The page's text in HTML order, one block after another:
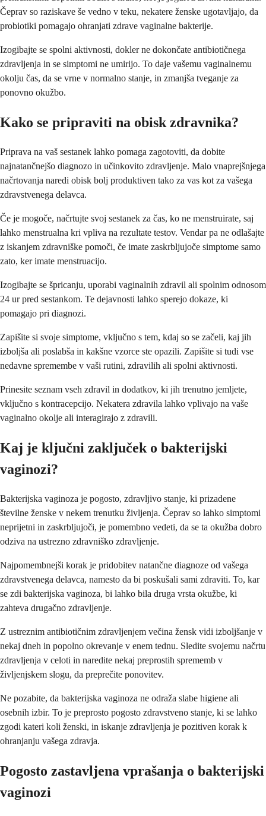
Čeprav so raziskave še vedno v teku, nekatere ženske ugotavljajo, da
probiotiki pomagajo ohranjati zdrave vaginalne bakterije.
Izogibajte se spolni aktivnosti, dokler ne dokončate antibiotičnega
zdravljenja in se simptomi ne umirijo. To daje vašemu vaginalnemu
okolju čas, da se vrne v normalno stanje, in zmanjša tveganje za
ponovno okužbo.
Kako se pripraviti na obisk zdravnika?
Priprava na vaš sestanek lahko pomaga zagotoviti, da dobite
najnatančnejšo diagnozo in učinkovito zdravljenje. Malo vnaprejšnjega
načrtovanja naredi obisk bolj produktiven tako za vas kot za vašega
zdravstvenega delavca.
Če je mogoče, načrtujte svoj sestanek za čas, ko ne menstruirate, saj
lahko menstrualna kri vpliva na rezultate testov. Vendar pa ne odlašajte
z iskanjem zdravniške pomoči, če imate zaskrbljujoče simptome samo
zato, ker imate menstruacijo.
Izogibajte se špricanju, uporabi vaginalnih zdravil ali spolnim odnosom
24 ur pred sestankom. Te dejavnosti lahko sperejo dokaze, ki
pomagajo pri diagnozi.
Zapišite si svoje simptome, vključno s tem, kdaj so se začeli, kaj jih
izboljša ali poslabša in kakšne vzorce ste opazili. Zapišite si tudi vse
nedavne spremembe v vaši rutini, zdravilih ali spolni aktivnosti.
Prinesite seznam vseh zdravil in dodatkov, ki jih trenutno jemljete,
vključno s kontracepcijo. Nekatera zdravila lahko vplivajo na vaše
vaginalno okolje ali interagirajo z zdravili.
Kaj je ključni zaključek o bakterijski
vaginozi?
Bakterijska vaginoza je pogosto, zdravljivo stanje, ki prizadene
številne ženske v nekem trenutku življenja. Čeprav so lahko simptomi
neprijetni in zaskrbljujoči, je pomembno vedeti, da se ta okužba dobro
odziva na ustrezno zdravniško zdravljenje.
Najpomembnejši korak je pridobitev natančne diagnoze od vašega
zdravstvenega delavca, namesto da bi poskušali sami zdraviti. To, kar
se zdi bakterijska vaginoza, bi lahko bila druga vrsta okužbe, ki
zahteva drugačno zdravljenje.
Z ustreznim antibiotičnim zdravljenjem večina žensk vidi izboljšanje v
nekaj dneh in popolno okrevanje v enem tednu. Sledite svojemu načrtu
zdravljenja v celoti in naredite nekaj preprostih sprememb v
življenjskem slogu, da preprečite ponovitev.
Ne pozabite, da bakterijska vaginoza ne odraža slabe higiene ali
osebnih izbir. To je preprosto pogosto zdravstveno stanje, ki se lahko
zgodi kateri koli ženski, in iskanje zdravljenja je pozitiven korak k
ohranjanju vašega zdravja.
Pogosto zastavljena vprašanja o bakterijski
vaginozi